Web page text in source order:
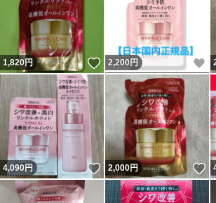
1,820円 いいね！
2,200 円
4,090円 いいね！
2,000円